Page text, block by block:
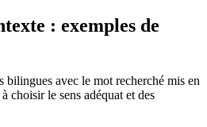
: exemples de
bilingues avec le mot recherché mis en
choisir le sens adéquat et des